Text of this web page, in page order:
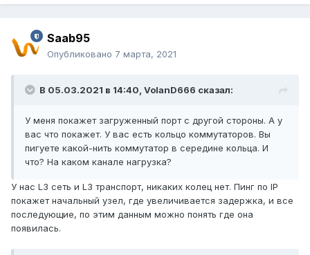
Saab95
Опубликовано 7 марта, 2021
В 05.03.2021 в 14:40, VolanD666 сказал:
У меня покажет загруженный порт с другой стороны. А у
вас что покажет. У вас есть кольцо коммутаторов. Вы
пигуете какой-нить коммутатор в середине кольца. И
что? На каком канале нагрузка?
У нас L3 сеть и L3 транспорт, никаких колец нет. Пинг по IP
покажет начальный узел, где увеличивается задержка, и все
последующие, по этим данным можно понять где она
появилась.